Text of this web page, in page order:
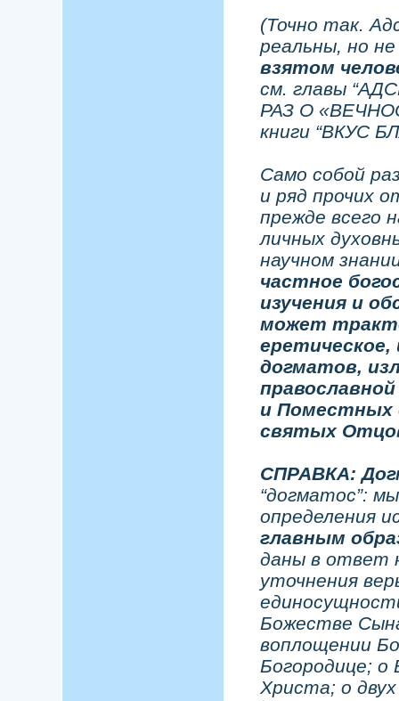
(Точно так.
реальны, но
взятом
см. главы
РАЗ О
книги “ВКУС
Само собой
и ряд прочих
прежде всего
личных
научном
частное
изучения и
может
догматов,
и Поместных
святых
СПРАВКА:
“догматос”:
определения
главным
даны в ответ
уточнения
Божестве
воплощении
Богородице; о
Христа; о двух